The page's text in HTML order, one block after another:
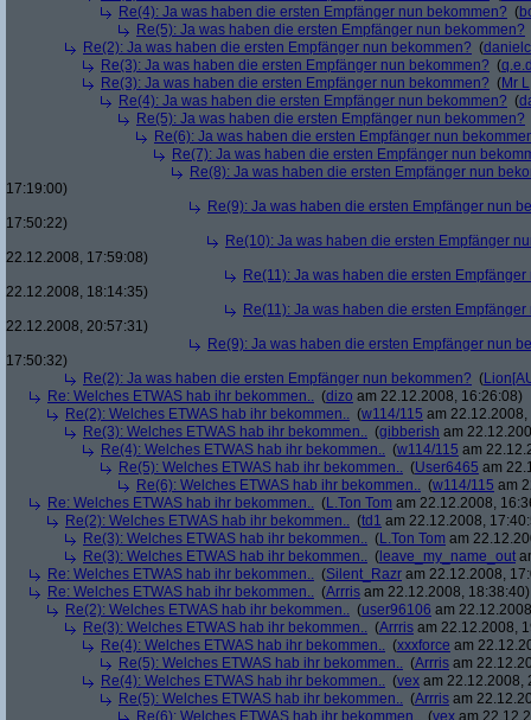
Re(4): Ja was haben die ersten Empfänger nun bekommen? (
Re(5): Ja was haben die ersten Empfänger nun bekommen?
Re(2): Ja was haben die ersten Empfänger nun bekommen? (
Re(3): Ja was haben die ersten Empfänger nun bekommen? (
Re(3): Ja was haben die ersten Empfänger nun bekommen? (Mr L
Re(4): Ja was haben die ersten Empfänger nun bekommen? (
Re(5): Ja was haben die ersten Empfänger nun bekommen?
Re(6): Ja was haben die ersten Empfänger nun
Re(7): Ja was haben die ersten Empfänger nun
Re(8): Ja was haben die ersten Empfänger nun
17:19:00)
Re(9): Ja was haben die ersten Empfänger nun
17:50:22)
Re(10): Ja was haben die ersten Empfänger
22.12.2008, 17:59:08)
Re(11): Ja was haben die ersten
22.12.2008, 18:14:35)
Re(11): Ja was haben die ersten
22.12.2008, 20:57:31)
Re(9): Ja was haben die ersten Empfänger nun
17:50:32)
Re(2): Ja was haben die ersten Empfänger nun bekommen? (
Re: Welches ETWAS hab ihr bekommen.. (dizo am 22.12.2008, 16:26:08)
Re(2): Welches ETWAS hab ihr bekommen.. (w114/115 am
Re(3): Welches ETWAS hab ihr bekommen.. (gibberish am
Re(4): Welches ETWAS hab ihr bekommen.. (w114/115 am
Re(5): Welches ETWAS hab ihr bekommen.. (User6465 am
Re(6): Welches ETWAS hab ihr bekommen.. (w114/115 am
Re: Welches ETWAS hab ihr bekommen.. (L.Ton Tom am 22.12.2008,
Re(2): Welches ETWAS hab ihr bekommen.. (td1 am 22.12.2008,
Re(3): Welches ETWAS hab ihr bekommen.. (L.Ton Tom am
Re(3): Welches ETWAS hab ihr bekommen.. ( leave_my_name_out
Re: Welches ETWAS hab ihr bekommen.. (Silent_Razr am 22.12.2008,
Re: Welches ETWAS hab ihr bekommen.. (Arrris am 22.12.2008, 18:38:40)
Re(2): Welches ETWAS hab ihr bekommen.. (user96106 am
Re(3): Welches ETWAS hab ihr bekommen.. (Arrris am 22.12.2008,
Re(4): Welches ETWAS hab ihr bekommen.. (xxxforce am
Re(5): Welches ETWAS hab ihr bekommen.. (Arrris am
Re(4): Welches ETWAS hab ihr bekommen.. (vex am 22.12.2008,
Re(5): Welches ETWAS hab ihr bekommen.. (Arrris am
Re(6): Welches ETWAS hab ihr bekommen.. (vex am